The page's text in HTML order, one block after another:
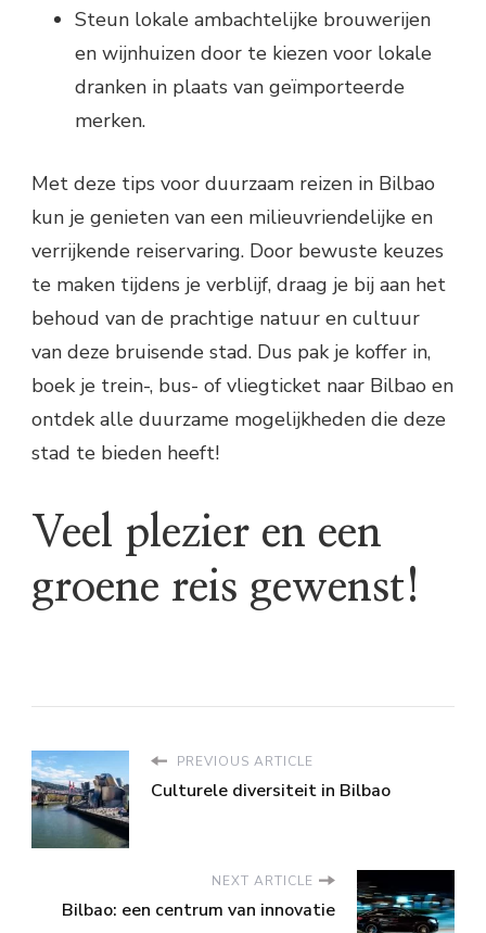
Steun lokale ambachtelijke brouwerijen
en wijnhuizen door te kiezen voor lokale
dranken in plaats van geïmporteerde
merken.
Met deze tips voor duurzaam reizen in Bilbao
kun je genieten van een milieuvriendelijke en
verrijkende reiservaring. Door bewuste keuzes
te maken tijdens je verblijf, draag je bij aan het
behoud van de prachtige natuur en cultuur
van deze bruisende stad. Dus pak je koffer in,
boek je trein-, bus- of vliegticket naar Bilbao en
ontdek alle duurzame mogelijkheden die deze
stad te bieden heeft!
Veel plezier en een
groene reis gewenst!
PREVIOUS ARTICLE
Culturele diversiteit in Bilbao
NEXT ARTICLE
Bilbao: een centrum van innovatie